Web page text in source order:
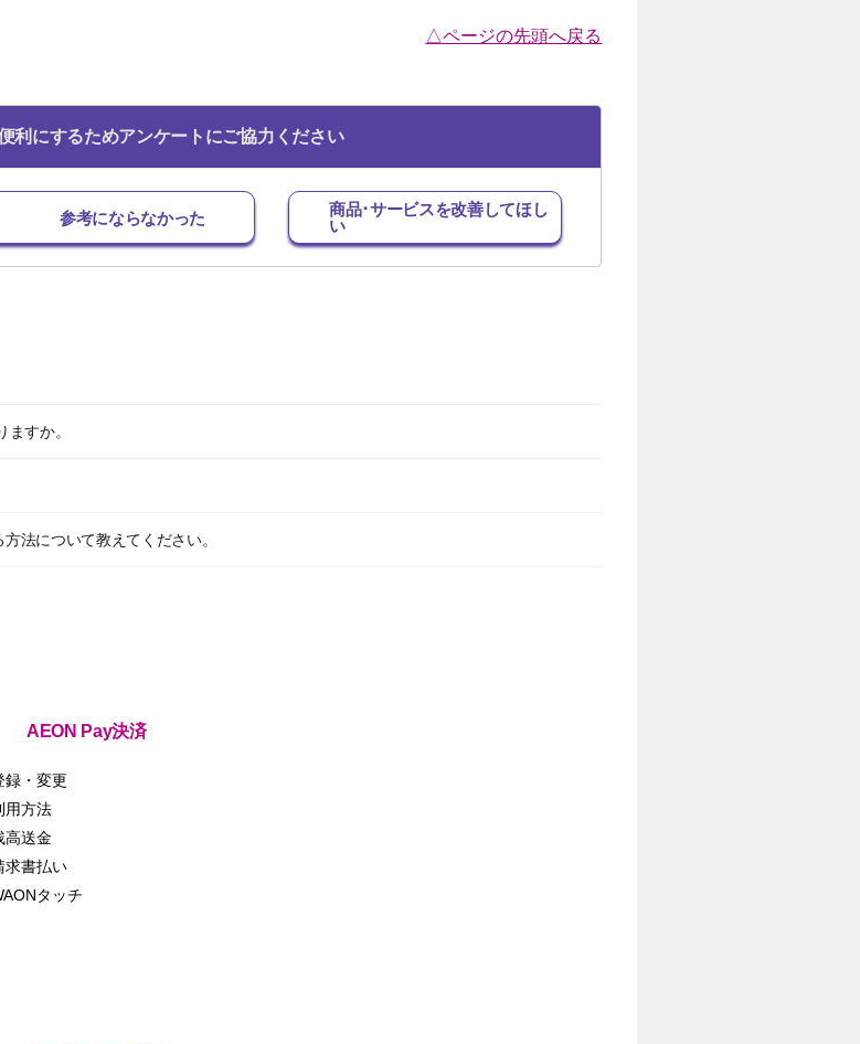
△ページの先頭へ戻る
利にするためアンケートにご協力ください
参考にならなかった
商品･サービスを改善してほし
い
すか。
法について教えてください。
AEON Pay決済
録・変更
用方法
高送金
求書払い
タッチ